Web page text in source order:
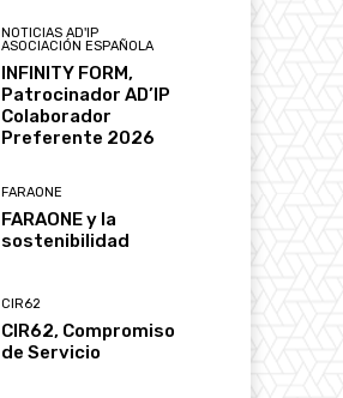
NOTICIAS AD'IP
ASOCIACIÓN ESPAÑOLA
INFINITY FORM,
Patrocinador AD’IP
Colaborador
Preferente 2026
FARAONE
FARAONE y la
sostenibilidad
CIR62
CIR62, Compromiso
de Servicio